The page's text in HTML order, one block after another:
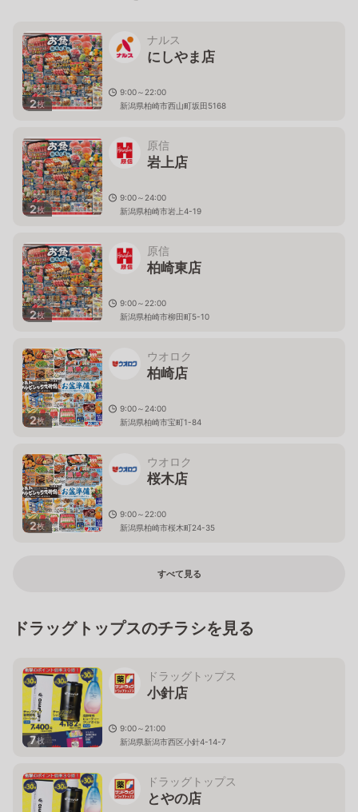
2枚
ナルス
にしやま店
9:00～22:00
新潟県柏崎市西山町坂田5168
2枚
原信
岩上店
9:00～24:00
新潟県柏崎市岩上4-19
2枚
原信
柏崎東店
9:00～22:00
新潟県柏崎市柳田町5-10
2枚
ウオロク
柏崎店
9:00～24:00
新潟県柏崎市宝町1-84
2枚
ウオロク
桜木店
9:00～22:00
新潟県柏崎市桜木町24-35
すべて見る
ドラッグトップスのチラシを見る
7枚
ドラッグトップス
小針店
9:00～21:00
新潟県新潟市西区小針4-14-7
ドラッグトップス
とやの店